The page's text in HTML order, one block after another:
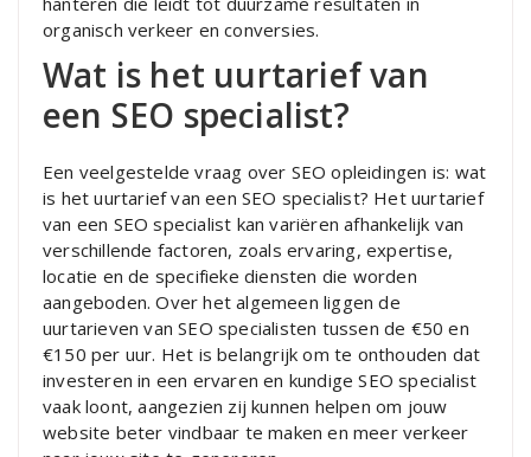
organisch verkeer en conversies.
Wat is het uurtarief van
een SEO specialist?
Een veelgestelde vraag over SEO opleidingen is: wat
is het uurtarief van een SEO specialist? Het uurtarief
van een SEO specialist kan variëren afhankelijk van
verschillende factoren, zoals ervaring, expertise,
locatie en de specifieke diensten die worden
aangeboden. Over het algemeen liggen de
uurtarieven van SEO specialisten tussen de €50 en
€150 per uur. Het is belangrijk om te onthouden dat
investeren in een ervaren en kundige SEO specialist
vaak loont, aangezien zij kunnen helpen om jouw
website beter vindbaar te maken en meer verkeer